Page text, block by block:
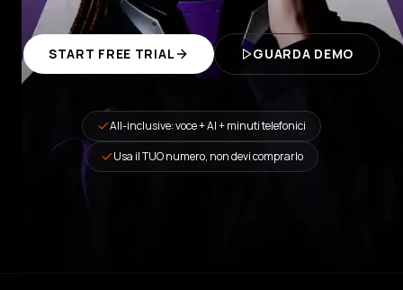
SaaS
Platform
agenti
in
Managed
Platform
START FREE TRIAL GUARDA DEMO
All-inclusive: voce + AI + minuti telefonici
Usa il TUO numero, non devi comprarlo